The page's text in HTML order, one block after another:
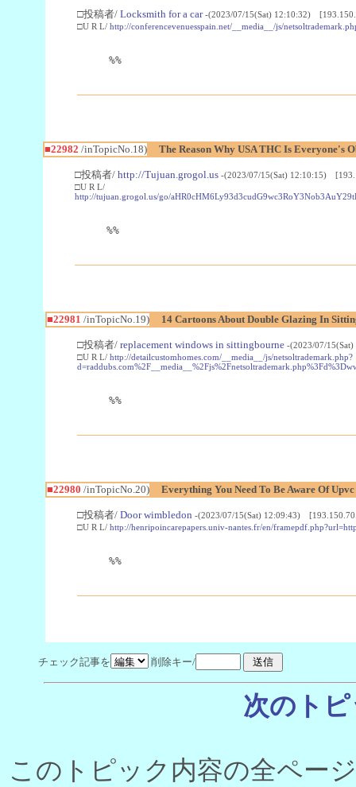
□投稿者/ Locksmith for a car -(2023/07/15(Sat) 12:10:32)
□U R L/ http://conferencevenuesspain.net/__media__/js/
%%
■22982 /inTopicNo.18) The Reason Why USA THC Is Everyone's
□投稿者/ http://Tujuan.grogol.us -(2023/07/15(Sat) 12:10:15)
□U R L/
http://tujuan.grogol.us/go/
%%
■22981 /inTopicNo.19) 14 Cartoons About Double Glazing In
□投稿者/ replacement windows in sittingbourne -(2023/07/
□U R L/ http://detailcustomhomes.com/__media__/js/netsoltrademark.php?
%%
■22980 /inTopicNo.20) Everything You Need To Be Aware Of
□投稿者/ Door wimbledon -(2023/07/15(Sat) 12:09:43)
□U R L/ http://henripoincarepapers.univ-nantes.fr/en/
%%
チェック記事を 削除キー/
次のト
このトピック内容の全ペー